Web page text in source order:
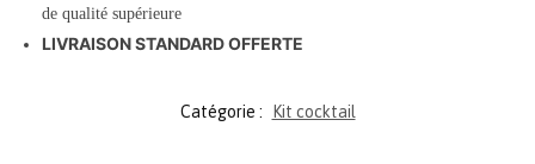
de qualité supérieure
LIVRAISON STANDARD OFFERTE
Catégorie : Kit cocktail